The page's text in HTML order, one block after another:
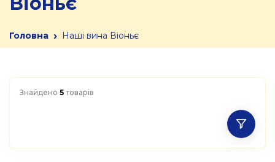
Головна › Наші вина Віоньє
Знайдено 5 товарів